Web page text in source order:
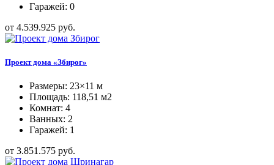
Гаражей: 0
от 4.539.925 руб.
Проект дома «Збирог»
Размеры: 23×11 м
Площадь: 118,51 м2
Комнат: 4
Ванных: 2
Гаражей: 1
от 3.851.575 руб.